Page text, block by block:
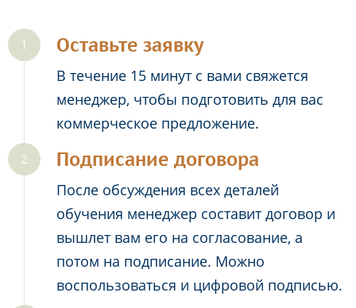
Оставьте заявку
В течение 15 минут с вами свяжется
менеджер, чтобы подготовить для вас
коммерческое предложение.
Подписание договора
После обсуждения всех деталей
обучения менеджер составит договор и
вышлет вам его на согласование, а
потом на подписание. Можно
воспользоваться и цифровой подписью.